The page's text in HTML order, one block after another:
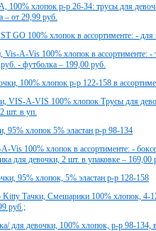
100% хлопок р-р 26-34: трусы для
– от 29,99 руб.
GO 100% хлопок в ассортименте: -
Vis-A-Vis 100% хлопок в ассортименте: -
- футболка – 199,00 руб.
100% хлопок р-р 122-158 в
VIS-A-VIS 100% хлопок Трусы для
шт. в уп.
95% хлопок 5% эластан р-р 98-134
A-Vis 100% хлопок в ассортименте: -
для девочки, 2 шт. в упаковке – 169,00
95% хлопок, 5% эластан р-р 128-158
Тачки, Смешарики 100% хлопок, 4-
руб.;
для девочки, 100% хлопок, р-р 98-134,